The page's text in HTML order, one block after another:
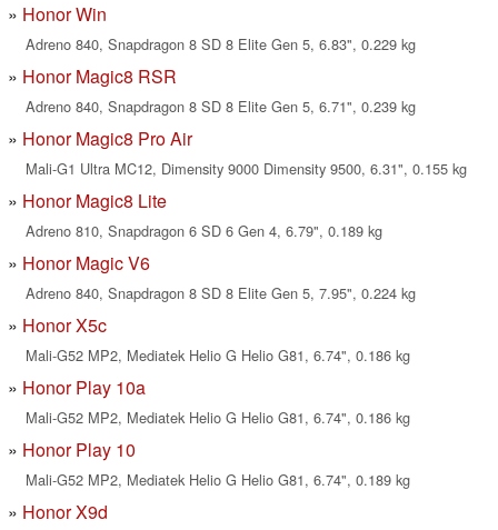
Honor Win
Adreno 840, Snapdragon 8 SD 8 Elite Gen 5, 6.83", 0.229 kg
Honor Magic8 RSR
Adreno 840, Snapdragon 8 SD 8 Elite Gen 5, 6.71", 0.239 kg
Honor Magic8 Pro Air
Mali-G1 Ultra MC12, Dimensity 9000 Dimensity 9500, 6.31", 0.155 kg
Honor Magic8 Lite
Adreno 810, Snapdragon 6 SD 6 Gen 4, 6.79", 0.189 kg
Honor Magic V6
Adreno 840, Snapdragon 8 SD 8 Elite Gen 5, 7.95", 0.224 kg
Honor X5c
Mali-G52 MP2, Mediatek Helio G Helio G81, 6.74", 0.186 kg
Honor Play 10a
Mali-G52 MP2, Mediatek Helio G Helio G81, 6.74", 0.186 kg
Honor Play 10
Mali-G52 MP2, Mediatek Helio G Helio G81, 6.74", 0.189 kg
Honor X9d